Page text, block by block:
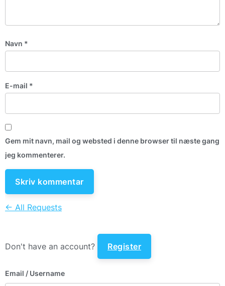
Navn *
E-mail *
Gem mit navn, mail og websted i denne browser til næste gang
jeg kommenterer.
← All Requests
Don't have an account? Register
Email / Username